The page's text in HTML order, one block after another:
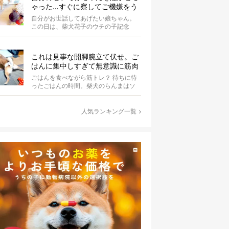
ゃった…すぐに察してご機嫌をう
かがう柴犬の優しさが泣ける【動
画】
自分がお世話してあげたい娘ちゃん。
この日は、柴犬花子のウチの子記念
日。ということで、オーナーさんはご
これは見事な開脚腕立て伏せ。ご
はんに集中しすぎて無意識に筋肉
を喜ばせている柴犬にじわる【動
画】
ごはんを食べながら筋トレ？ 待ちに待
ったごはんの時間。柴犬のらんまはソ
ワソワと落ち着かず、歩き回っていま
人気ランキング一覧